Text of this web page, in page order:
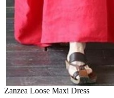
Zanzea Loose Maxi Dress